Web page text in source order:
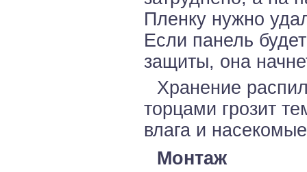
Пленку нужно
Если панель
защиты, она
Хранение
торцами грозит
влага и
Монтаж